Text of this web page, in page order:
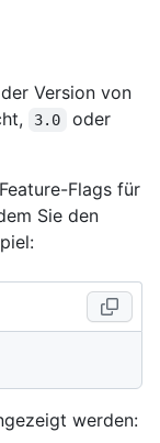
der Version von
3.0
oder
Flags für
Sie den
werden: